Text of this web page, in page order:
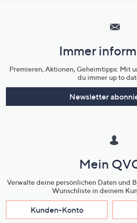
Immer
Premieren, Aktionen, Geheimtipps: Mit
du immer up to
Newsletter
Mein
Verwalte deine persönlichen Daten und
Wunschliste in deinem
Kunden-Konto